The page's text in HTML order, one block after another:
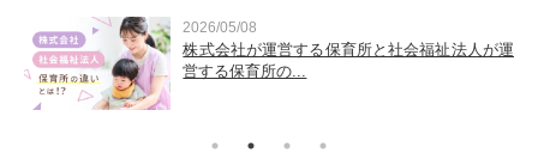
2026/05/08
株式会社が運営する保育所と社会福祉法人が運
営する保育所の...